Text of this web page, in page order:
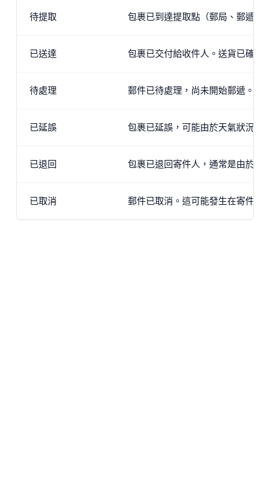
待提取 包裹已到達提取點（郵局、郵遞箱
已送達 包裹已交付給收件人。送貨已確認
待處理 郵件已待處理，尚未開始郵遞。它
已延誤 包裹已延誤，可能由於天氣狀況、
已退回 包裹已退回寄件人，通常是由於無
已取消 郵件已取消。這可能發生在寄件人